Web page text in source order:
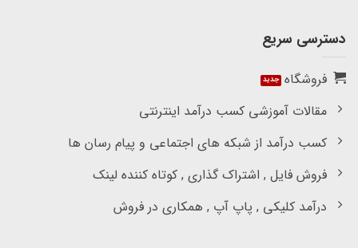
دسترسی سریع
فروشگاه
مقالات آموزشی کسب درآمد اینترنتی
کسب درآمد از شبکه های اجتماعی و پیام رسان ها
فروش فایل , اشتراک گذاری , کوتاه کننده لینک
درآمد کلیکی , پاپ آپ , همکاری در فروش